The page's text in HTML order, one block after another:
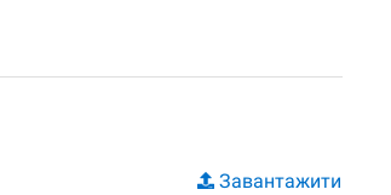
Завантажити